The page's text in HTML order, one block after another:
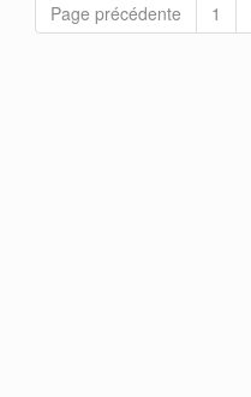
Page précédente 1